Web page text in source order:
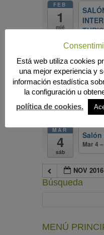
FEB
1
mié
Feb 1
UNIA
Feb 1
las
MAR
4
sáb
Salón
Mar 4
NOV
Búsqueda
MENÚ
Está web utiliza cookies
una mejor experiencia y
información estadística
la configuración u
política de cookies.